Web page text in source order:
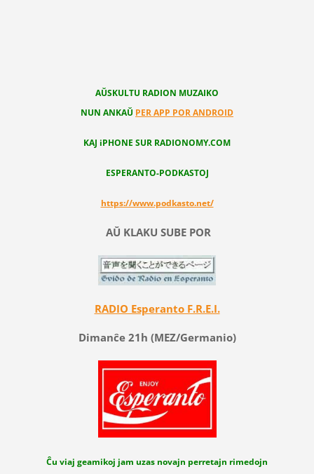
AŬSKULTU RADION MUZAIKO
NUN ANKAŬ PER APP POR ANDROID
KAJ iPHONE SUR RADIONOMY.COM
ESPERANTO-PODKASTOJ
https://www.podkasto.net/
AŬ KLAKU SUBE POR
RADIO Esperanto F.R.E.I.
Dimanĉe 21h (MEZ/Germanio)
Ĉu viaj geamikoj jam uzas novajn perretajn rimedojn